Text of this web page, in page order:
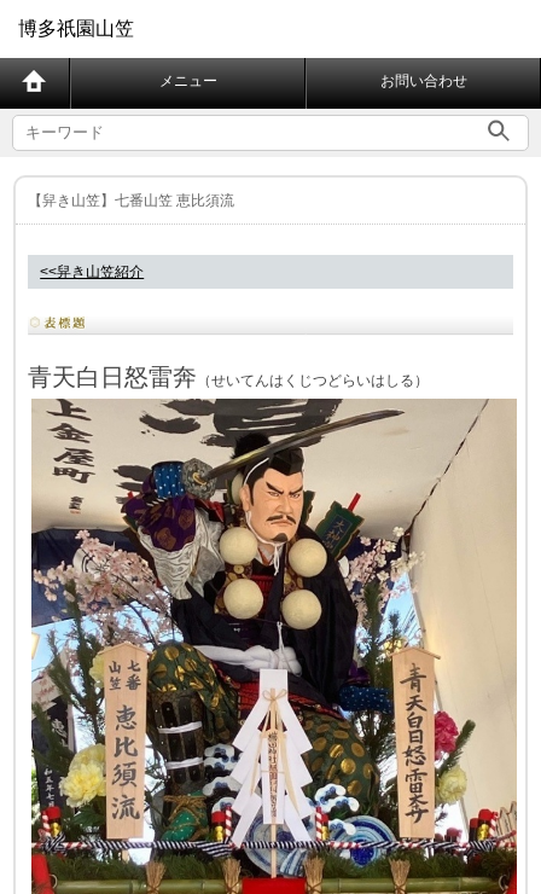
博多祇園山笠
メニュー お問い合わせ
【舁き山笠】七番山笠 恵比須流
<<舁き山笠紹介
青天白日怒雷奔 （せいてんはくじつどらいはしる ）